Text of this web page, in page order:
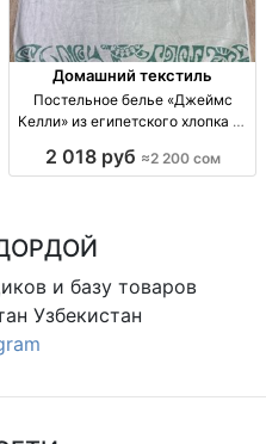
Домашний текстиль
Постельное белье «Джеймс
Келли» из египетского хлопка —
Постельн.бельё «Дж.Келли»
2 018 руб ≈2 200 сом
и базу товаров
Узбекистан